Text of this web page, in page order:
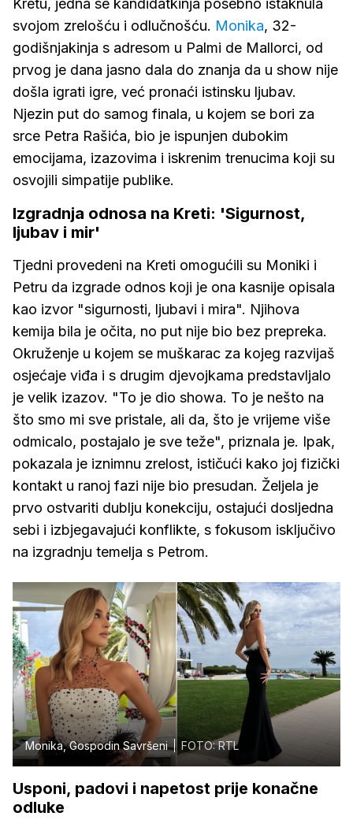
Kretu, jedna se kandidatkinja posebno istaknula
svojom zrelošću i odlučnošću. Monika, 32-
godišnjakinja s adresom u Palmi de Mallorci, od
prvog je dana jasno dala do znanja da u show nije
došla igrati igre, već pronaći istinsku ljubav.
Njezin put do samog finala, u kojem se bori za
srce Petra Rašića, bio je ispunjen dubokim
emocijama, izazovima i iskrenim trenucima koji su
osvojili simpatije publike.
Izgradnja odnosa na Kreti: 'Sigurnost,
ljubav i mir'
Tjedni provedeni na Kreti omogućili su Moniki i
Petru da izgrade odnos koji je ona kasnije opisala
kao izvor "sigurnosti, ljubavi i mira". Njihova
kemija bila je očita, no put nije bio bez prepreka.
Okruženje u kojem se muškarac za kojeg razvijaš
osjećaje viđa i s drugim djevojkama predstavljalo
je velik izazov. "To je dio showa. To je nešto na
što smo mi sve pristale, ali da, što je vrijeme više
odmicalo, postajalo je sve teže", priznala je. Ipak,
pokazala je iznimnu zrelost, ističući kako joj fizički
kontakt u ranoj fazi nije bio presudan. Željela je
prvo ostvariti dublju konekciju, ostajući dosljedna
sebi i izbjegavajući konflikte, s fokusom isključivo
na izgradnju temelja s Petrom.
Monika, Gospodin Savršeni FOTO: RTL
Usponi, padovi i napetost prije konačne
odluke